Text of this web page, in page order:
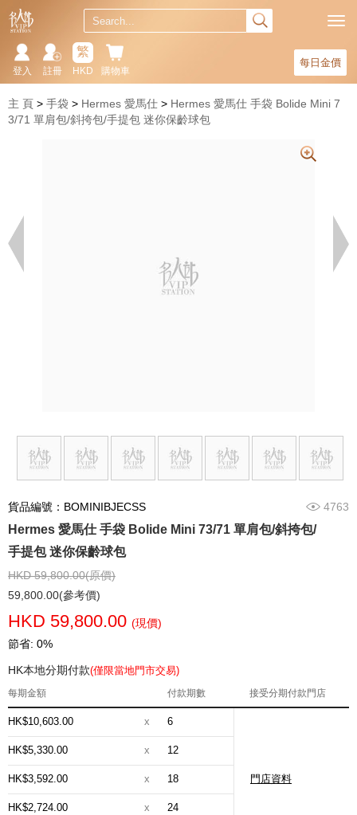
每日金價
購物車
繁
HKD
註冊
登入
主 頁 手袋 Hermes 愛馬仕
Hermes 愛馬仕 手袋 Bolide Mini 7
3/71 單肩包/斜挎包/手提包 迷你保齡球包
貨品編號：BOMINIBJECSS 4763
Hermes 愛馬仕 手袋 Bolide Mini 73/71 單肩包/斜挎包/
手提包 迷你保齡球包
HKD 59,800.00(原價)
59,800.00(參考價)
HKD 59,800.00 (現價)
節省: 0%
HK本地分期付款(僅限當地門市交易)
每期金額 付款期數 接受分期付款門店
HK$10,603.00 x 6
門店資料
HK$5,330.00 x 12
HK$3,592.00 x 18
HK$2,724.00 x 24